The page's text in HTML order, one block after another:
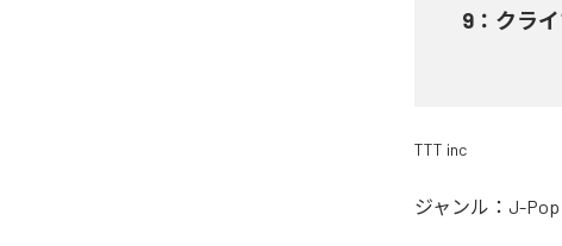
9 ： クラ
TTT inc
ジャンル： J-Pop